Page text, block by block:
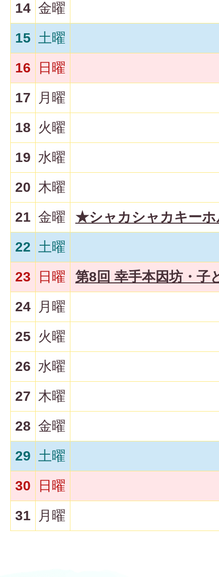
14 金曜
15
土曜
16
日曜
17
月曜
18
火曜
19 水曜
20 木曜
21 金曜
★シャカシャカキー
22
土曜
23
日曜
第8回 幸手本因坊・子
24
月曜
25
火曜
26 水曜
27 木曜
28 金曜
29
土曜
30
日曜
31
月曜